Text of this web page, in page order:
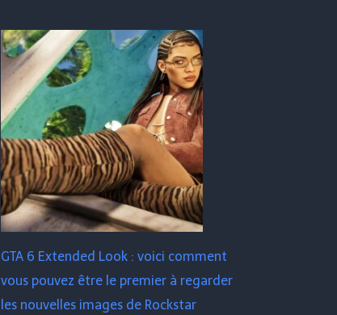
GTA 6 Extended Look : voici comment
vous pouvez être le premier à regarder
les nouvelles images de Rockstar